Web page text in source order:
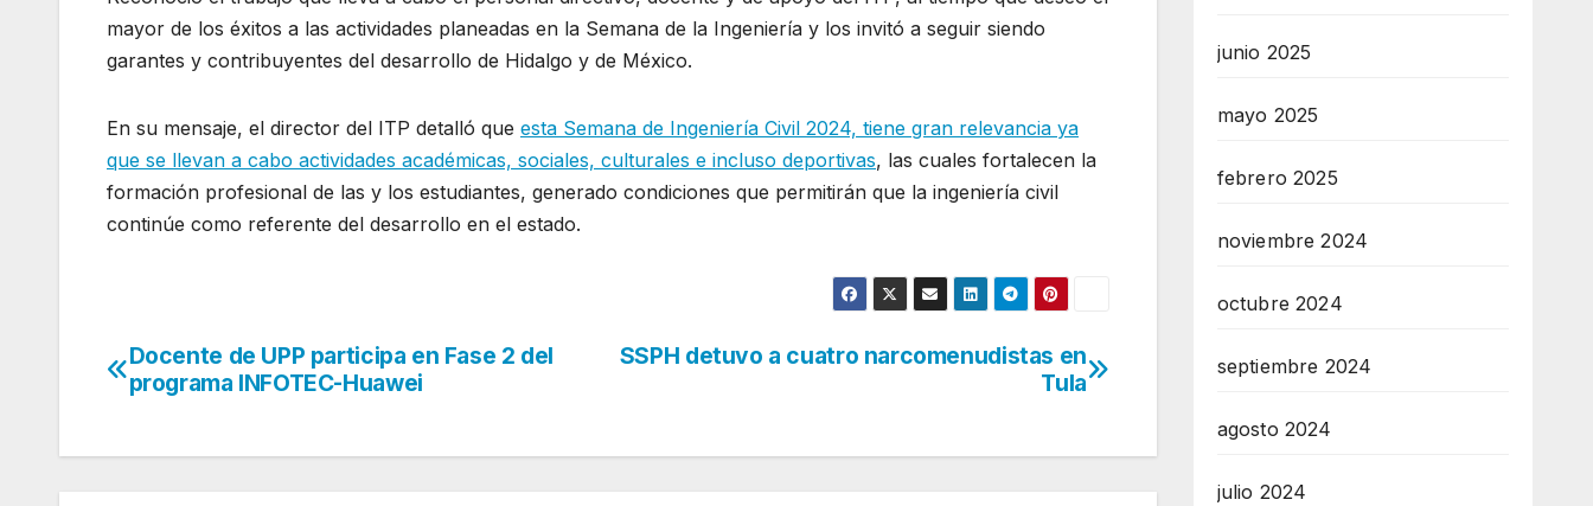
mayor de los éxitos a las actividades planeadas en la Semana de la Ingeniería y los invitó a seguir siendo
garantes y contribuyentes del desarrollo de Hidalgo y de México.
En su mensaje, el director del ITP detalló que esta Semana de Ingeniería Civil 2024, tiene gran relevancia ya
que se llevan a cabo actividades académicas, sociales, culturales e incluso deportivas, las cuales fortalecen la
formación profesional de las y los estudiantes, generado condiciones que permitirán que la ingeniería civil
continúe como referente del desarrollo en el estado.
Navegación
entradas
SSPH detuvo a cuatro narcomenudistas en
Tula
Docente de UPP participa en Fase 2 del
programa INFOTEC-Huawei
junio 2025
mayo 2025
febrero 2025
noviembre 2024
octubre 2024
septiembre 2024
agosto 2024
julio 2024